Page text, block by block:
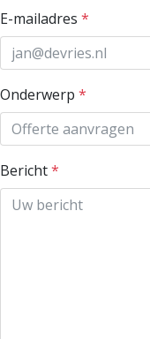
E-mailadres *
Onderwerp *
Bericht*